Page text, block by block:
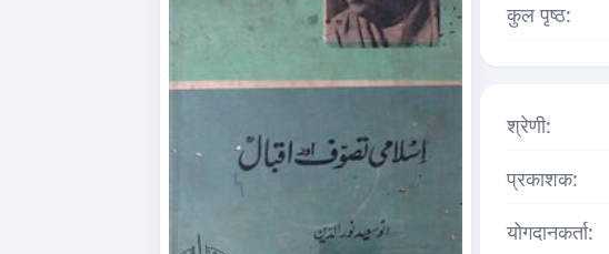
कुल पृष्ठ:
श्रेणी:
प्रकाशक:
योगदानकर्ता: